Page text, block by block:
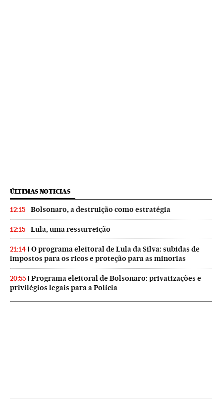
ÚLTIMAS NOTICIAS
12:15 Bolsonaro, a destruição como estratégia
12:15 Lula, uma ressurreição
21:14
O programa eleitoral de Lula da Silva: subidas de
impostos para os ricos e proteção para as minorias
20:55
Programa eleitoral de Bolsonaro: privatizações e
privilégios legais para a Polícia